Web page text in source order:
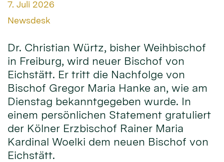
Datum:
7. Juli 2026
Von:
Newsdesk
Dr. Christian Würtz, bisher Weihbischof
in Freiburg, wird neuer Bischof von
Eichstätt. Er tritt die Nachfolge von
Bischof Gregor Maria Hanke an, wie am
Dienstag bekanntgegeben wurde. In
einem persönlichen Statement gratuliert
der Kölner Erzbischof Rainer Maria
Kardinal Woelki dem neuen Bischof von
Eichstätt.